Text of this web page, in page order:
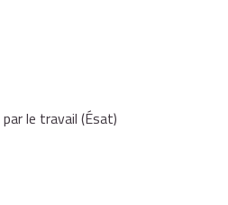
le travail (Ésat)